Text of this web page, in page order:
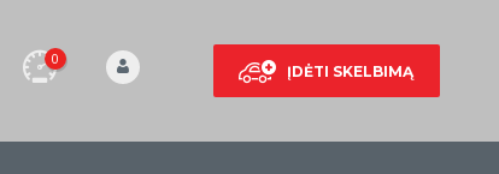
ĮDĖTI SKELBIMĄ
0